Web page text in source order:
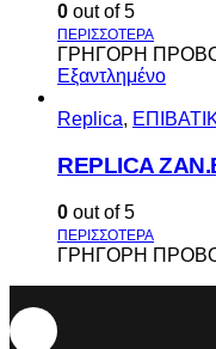
0 out of 5
ΓΡΗΓΟΡΗ
Εξαντλημένο
Replica,
REPLICA
0 out of 5
ΓΡΗΓΟΡΗ